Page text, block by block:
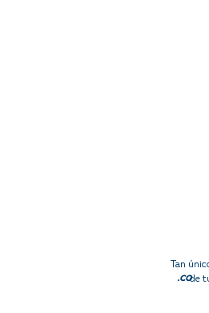
.co
Tan
de